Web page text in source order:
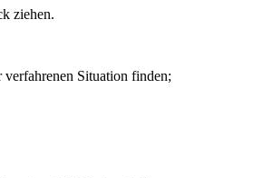
ziehen.
Situation finden;